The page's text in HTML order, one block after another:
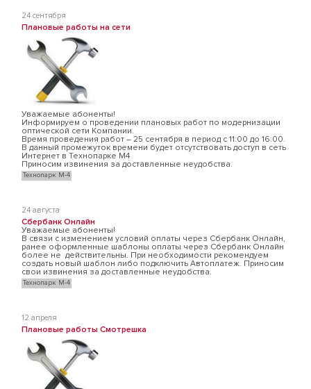
24 сентября
Плановые работы на сети
Уважаемые абоненты!
Информируем о проведении плановых работ по модернизации
оптической сети Компании.
Время проведения работ – 25 сентября в период с 11:00 до 16:00.
В данный промежуток времени будет отсутствовать доступ в сеть
Интернет в Технопарке М4
Приносим извинения за доставленные неудобства.
Технопарк М-4
24 августа
Сбербанк Онлайн
Уважаемые абоненты!
В связи с изменением условий оплаты через Сбербанк Онлайн,
ранее оформленные шаблоны оплаты через Сбербанк Онлайн
более не действительны. При необходимости рекомендуем
создать новый шаблон либо подключить Автоплатеж. Приносим
свои извинения за доставленные неудобства.
Технопарк М-4
12 апреля
Плановые работы Смотрешка